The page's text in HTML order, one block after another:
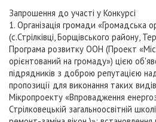
Запрошення до участі у Конкурсі
1. Організація громади «Громадська
(с.Стрілківці, Борщівського району,
Програма розвитку ООН (Проект
орієнтований на громаду») цією
підрядників з доброю репутацією
пропозиції для виконання таких
Мікропроекту «Впровадження
Стрілковецькій загальноосвітній